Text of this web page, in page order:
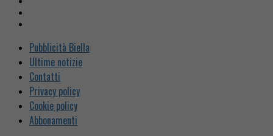
Pubblicità Biella
Ultime notizie
Contatti
Privacy policy
Cookie policy
Abbonamenti